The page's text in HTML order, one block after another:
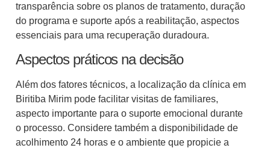
transparência sobre os planos de tratamento, duração
do programa e suporte após a reabilitação, aspectos
essenciais para uma recuperação duradoura.
Aspectos práticos na decisão
Além dos fatores técnicos, a localização da clínica em
Biritiba Mirim pode facilitar visitas de familiares,
aspecto importante para o suporte emocional durante
o processo. Considere também a disponibilidade de
acolhimento 24 horas e o ambiente que propicie a